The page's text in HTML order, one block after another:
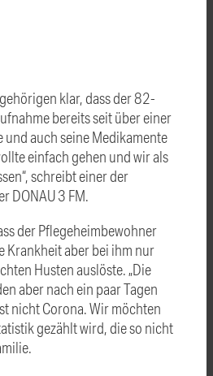
klar, dass der 82-
bereits seit über einer
auch seine Medikamente
einfach gehen und wir als
schreibt einer der
DONAU 3 FM.
der Pflegeheimbewohner
Krankheit aber bei ihm nur
Husten auslöste. „Die
aber nach ein paar Tagen
nicht Corona. Wir möchten
gezählt wird, die so nicht